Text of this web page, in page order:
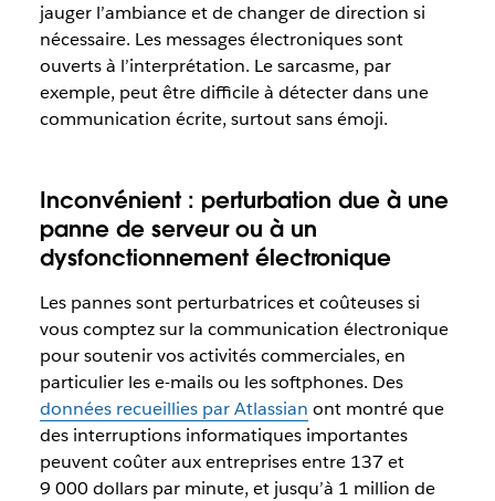
jauger l’ambiance et de changer de direction si
nécessaire. Les messages électroniques sont
ouverts à l’interprétation. Le sarcasme, par
exemple, peut être difficile à détecter dans une
communication écrite, surtout sans émoji.
Inconvénient : perturbation due à une
panne de serveur ou à un
dysfonctionnement électronique
Les pannes sont perturbatrices et coûteuses si
vous comptez sur la communication électronique
pour soutenir vos activités commerciales, en
particulier les e-mails ou les softphones. Des
données recueillies par Atlassian ont montré que
des interruptions informatiques importantes
peuvent coûter aux entreprises entre 137 et
9 000 dollars par minute, et jusqu’à 1 million de